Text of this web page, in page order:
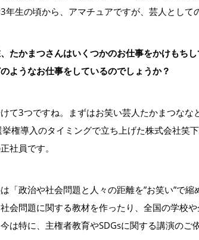
年生の頃から、アマチュアですが、芸人として
かまつさんはいくつかのお仕事をかけもち
ようなお仕事をしているのでしょうか？
て3つですね。まずはお笑い芸人たかまつなな
権導入のタイミングで立ち上げた株式会社笑
社員です。
「政治や社会問題と人々の距離を”お笑い”で
会問題に関する教材を作ったり、全国の学校
は特に、主権者教育やSDGsに関する講演のご